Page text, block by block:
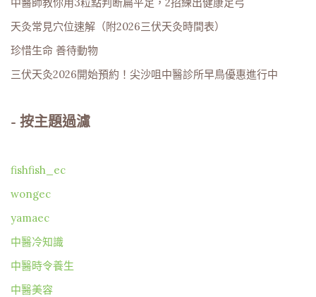
天灸常見穴位速解（附2026三伏天灸時間表）
珍惜生命 善待動物
三伏天灸2026開始預約！尖沙咀中醫診所早鳥優惠進行中
- 按主題過濾
fishfish_ec
wongec
yamaec
中醫冷知識
中醫時令養生
中醫美容